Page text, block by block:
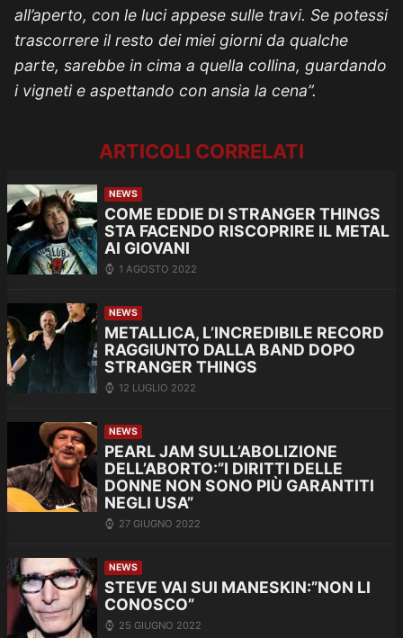
all’aperto, con le luci appese sulle travi. Se potessi
trascorrere il resto dei miei giorni da qualche
parte, sarebbe in cima a quella collina, guardando
i vigneti e aspettando con ansia la cena”.
ARTICOLI CORRELATI
NEWS
COME EDDIE DI STRANGER THINGS
STA FACENDO RISCOPRIRE IL METAL
AI GIOVANI
1 AGOSTO 2022
NEWS
METALLICA, L’INCREDIBILE RECORD
RAGGIUNTO DALLA BAND DOPO
STRANGER THINGS
12 LUGLIO 2022
NEWS
PEARL JAM SULL’ABOLIZIONE
DELL’ABORTO:”I DIRITTI DELLE
DONNE NON SONO PIÙ GARANTITI
NEGLI USA”
27 GIUGNO 2022
NEWS
STEVE VAI SUI MANESKIN:”NON LI
CONOSCO”
25 GIUGNO 2022